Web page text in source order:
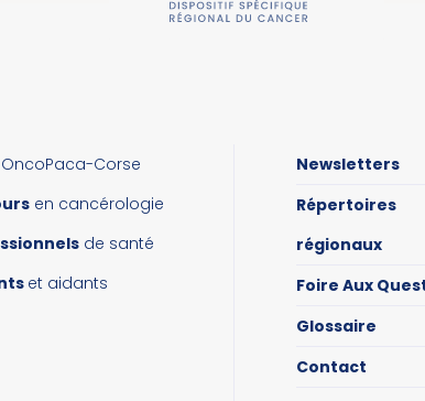
OncoPaca-Corse
en cancérologie
de santé
et aidants
Newsletters
Répertoires
régionaux
Foire Aux
Glossaire
Contact